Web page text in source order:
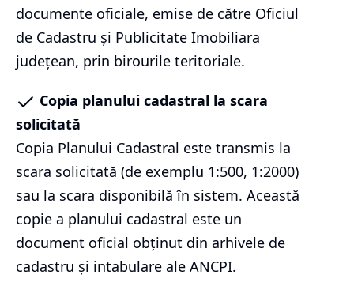
documente oficiale, emise de către Oficiul
de Cadastru și Publicitate Imobiliara
județean, prin birourile teritoriale.
Copia planului cadastral la scara
solicitată
Copia Planului Cadastral este transmis la
scara solicitată (de exemplu 1:500, 1:2000)
sau la scara disponibilă în sistem. Această
copie a planului cadastral este un
document oficial obținut din arhivele de
cadastru și intabulare ale ANCPI.